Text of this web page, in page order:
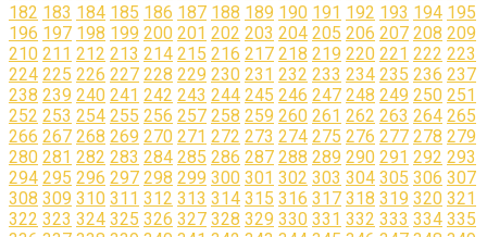
182 183 184 185 186 187 188 189 190 191 192 193 194 195
196 197 198 199 200 201 202 203 204 205 206 207 208 209
210 211 212 213 214 215 216 217 218 219 220 221 222 223
224 225 226 227 228 229 230 231 232 233 234 235 236 237
238 239 240 241 242 243 244 245 246 247 248 249 250 251
252 253 254 255 256 257 258 259 260 261 262 263 264 265
266 267 268 269 270 271 272 273 274 275 276 277 278 279
280 281 282 283 284 285 286 287 288 289 290 291 292 293
294 295 296 297 298 299 300 301 302 303 304 305 306 307
308 309 310 311 312 313 314 315 316 317 318 319 320 321
322 323 324 325 326 327 328 329 330 331 332 333 334 335